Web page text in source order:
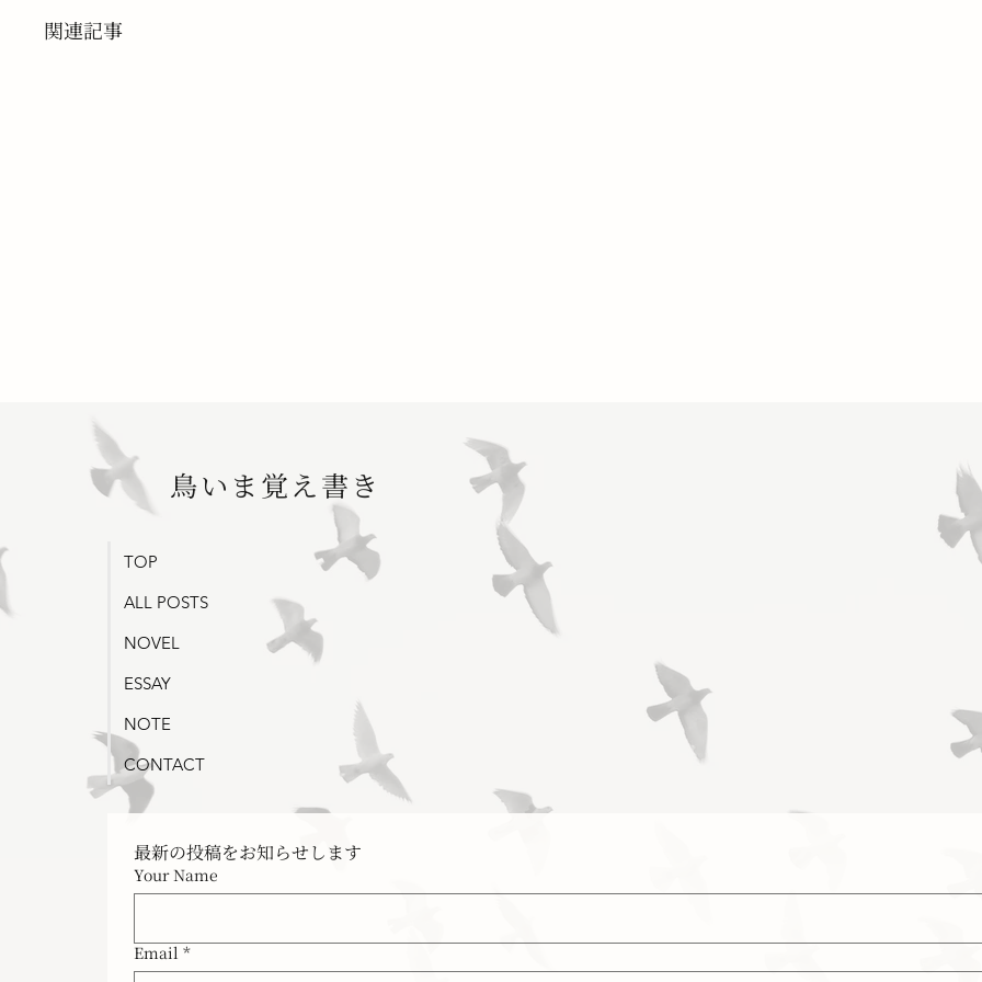
関連記事
青いスケートボード
1984,アーウィン・ショー
鳥いま覚え書き
TOP
ALL POSTS
NOVEL
ESSAY
NOTE
CONTACT
最新の投稿をお知らせします
Your Name
Email *